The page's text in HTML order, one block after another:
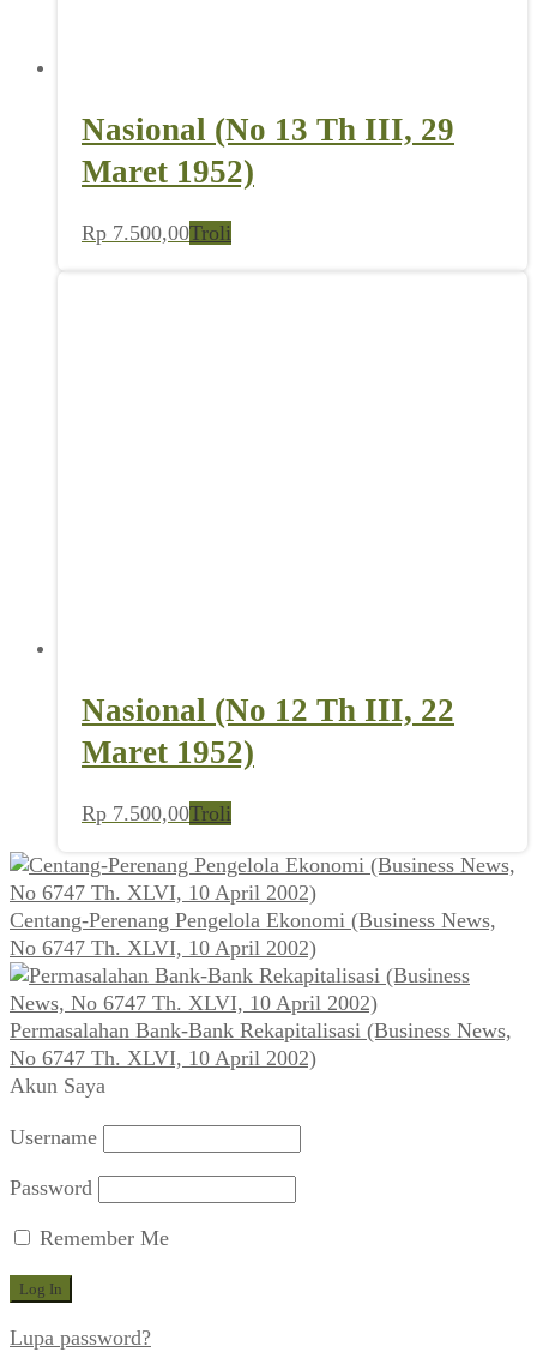
Nasional (No 13 Th III, 29
Maret 1952)
Rp 7.500,00Troli
Nasional (No 12 Th III, 22
Maret 1952)
Rp 7.500,00Troli
Centang-Perenang Pengelola Ekonomi (Business News,
No 6747 Th. XLVI, 10 April 2002)
Permasalahan Bank-Bank Rekapitalisasi (Business News,
No 6747 Th. XLVI, 10 April 2002)
Akun Saya
Username
Password
Remember Me
Lupa password?